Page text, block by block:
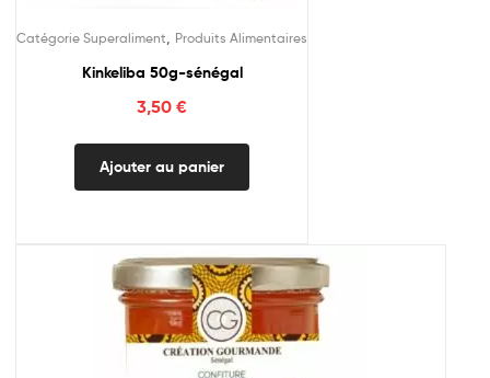
Catégorie Superaliment Produits Alimentaires
Kinkeliba 50g-sénégal
3,50 €
Ajouter au panier